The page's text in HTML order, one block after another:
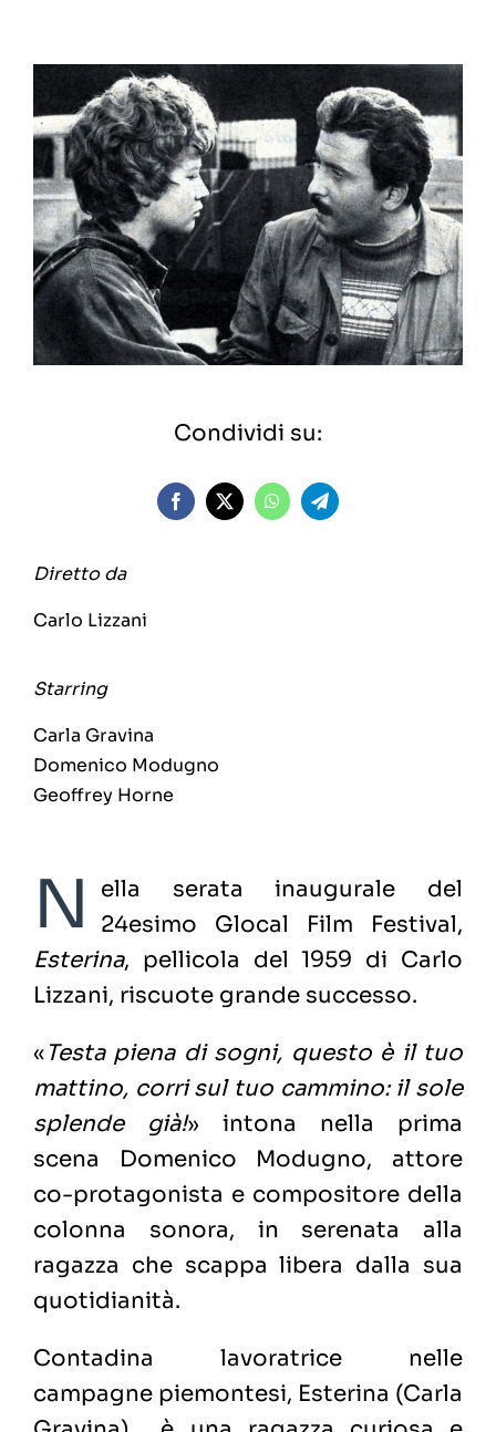
Condividi su:
Diretto da
Carlo Lizzani
Starring
Carla Gravina
Domenico Modugno
Geoffrey Horne
N
ella serata inaugurale del
24esimo Glocal Film Festival,
Esterina, pellicola del 1959 di Carlo
Lizzani, riscuote grande successo.
«Testa piena di sogni, questo è il tuo
mattino, corri sul tuo cammino: il sole
splende già!» intona nella prima
scena Domenico Modugno, attore
co-protagonista e compositore della
colonna sonora, in serenata alla
ragazza che scappa libera dalla sua
quotidianità.
Contadina lavoratrice nelle
campagne piemontesi, Esterina (Carla